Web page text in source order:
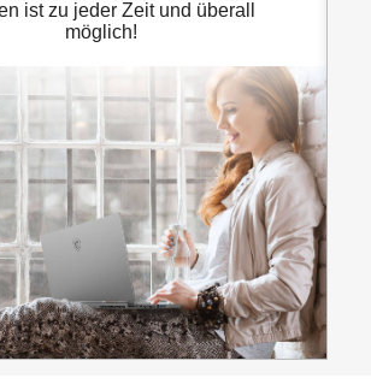
ist zu jeder Zeit und überall
möglich!